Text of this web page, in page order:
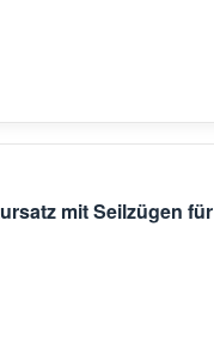
mit Seilzügen für